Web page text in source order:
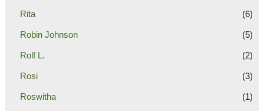
Rita (6)
Robin Johnson (5)
Rolf L. (2)
Rosi (3)
Roswitha (1)